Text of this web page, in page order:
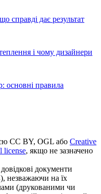
справді дає результат
і чому дизайнери
основні правила
CC BY, OGL або Creative
license, якщо не зазначено
документи
незважаючи на їх
(друкованими чи